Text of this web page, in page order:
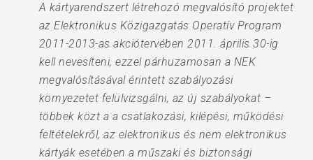
A kártyarendszert létrehozó megvalósító projektet
az Elektronikus Közigazgatás Operatív Program
2011-2013-as akciótervében 2011. április 30-ig
kell nevesíteni, ezzel párhuzamosan a NEK
megvalósításával érintett szabályozási
környezetet felülvizsgálni, az új szabályokat –
többek közt a a csatlakozási, kilépési, működési
feltételekről, az elektronikus és nem elektronikus
kártyák esetében a műszaki és biztonsági